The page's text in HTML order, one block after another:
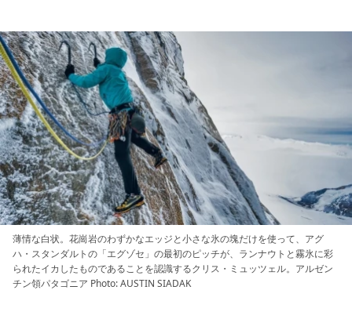
薄情な白状。花崗岩のわずかなエッジと小さな氷の塊だけを使って、アグ
ハ・スタンダルトの「エグゾセ」の最初のピッチが、ランナウトと霧氷に彩
られたイカしたものであることを認識するクリス・ミュッツェル。アルゼン
チン領パタゴニア Photo: AUSTIN SIADAK